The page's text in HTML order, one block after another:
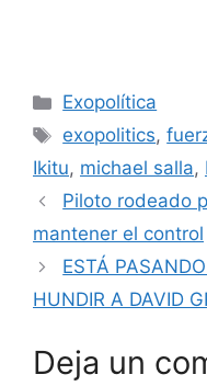
Categorías
Exopolítica
Etiquetas
exopolitics,
Ikitu, michael salla,
Piloto rodeado
mantener el control
ESTÁ
HUNDIR A DAVID
Deja un